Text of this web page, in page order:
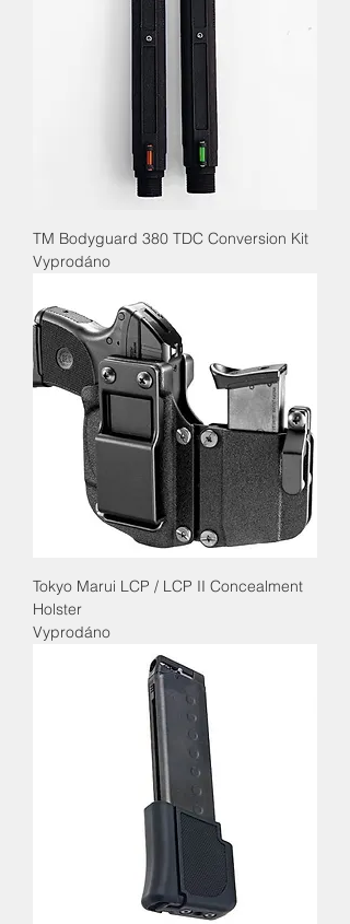
TM Bodyguard 380 TDC Conversion Kit
Vyprodáno
Tokyo Marui LCP / LCP II Concealment
Holster
Vyprodáno